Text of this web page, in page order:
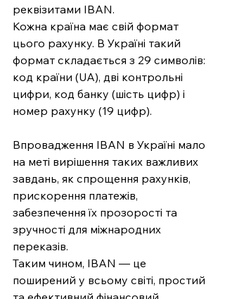
реквізитами IBAN.
Кожна країна має свій формат
цього рахунку. В Україні такий
формат складається з 29 символів:
код країни (UA), дві контрольні
цифри, код банку (шість цифр) і
номер рахунку (19 цифр).
Впровадження IBAN в Україні мало
на меті вирішення таких важливих
завдань, як спрощення рахунків,
прискорення платежів,
забезпечення їх прозорості та
зручності для міжнародних
переказів.
Таким чином, IBAN — це
поширений у всьому світі, простий